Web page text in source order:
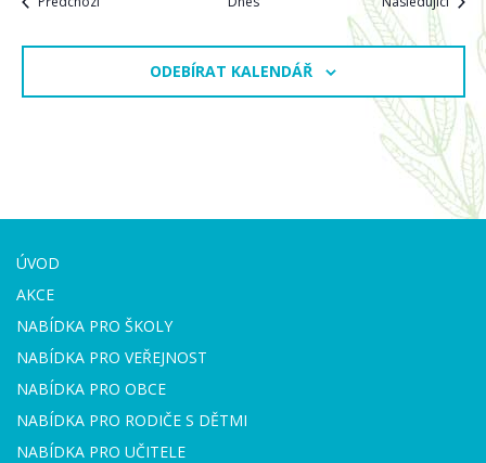
ODEBÍRAT KALENDÁŘ
ÚVOD
AKCE
NABÍDKA PRO ŠKOLY
NABÍDKA PRO VEŘEJNOST
NABÍDKA PRO OBCE
NABÍDKA PRO RODIČE S DĚTMI
NABÍDKA PRO UČITELE